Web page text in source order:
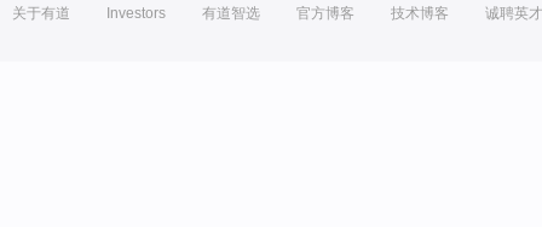
关于有道 Investors 有道智选 官方博客 技术博客 诚聘英才